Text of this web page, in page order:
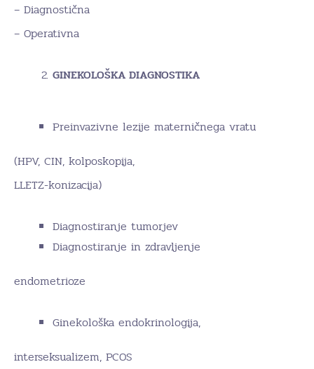
– Diagnostična
– Operativna
GINEKOLOŠKA DIAGNOSTIKA
Preinvazivne lezije materničnega vratu
(HPV, CIN, kolposkopija,
LLETZ-konizacija)
Diagnostiranje tumorjev
Diagnostiranje in zdravljenje
endometrioze
Ginekološka endokrinologija,
interseksualizem, PCOS